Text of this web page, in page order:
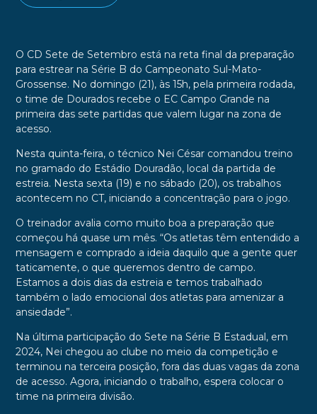
O CD Sete de Setembro está na reta final da preparação
para estrear na Série B do Campeonato Sul-Mato-
Grossense. No domingo (21), às 15h, pela primeira rodada,
o time de Dourados recebe o EC Campo Grande na
primeira das sete partidas que valem lugar na zona de
acesso.
Nesta quinta-feira, o técnico Nei César comandou treino
no gramado do Estádio Douradão, local da partida de
estreia. Nesta sexta (19) e no sábado (20), os trabalhos
acontecem no CT, iniciando a concentração para o jogo.
O treinador avalia como muito boa a preparação que
começou há quase um mês. “Os atletas têm entendido a
mensagem e comprado a ideia daquilo que a gente quer
taticamente, o que queremos dentro de campo.
Estamos a dois dias da estreia e temos trabalhado
também o lado emocional dos atletas para amenizar a
ansiedade”.
Na última participação do Sete na Série B Estadual, em
2024, Nei chegou ao clube no meio da competição e
terminou na terceira posição, fora das duas vagas da zona
de acesso. Agora, iniciando o trabalho, espera colocar o
time na primeira divisão.